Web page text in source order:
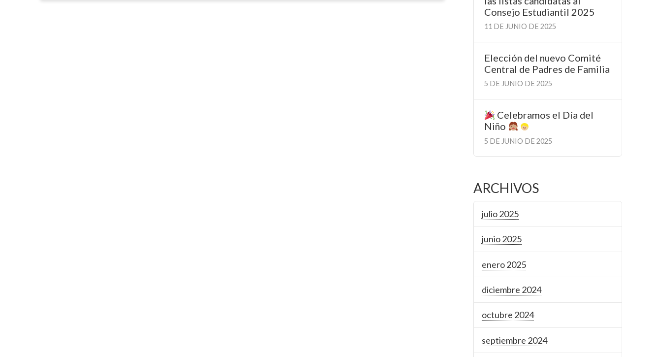
Consejo Estudiantil 2025
11 DE JUNIO DE 2025
Elección del nuevo Comité
Central de Padres de Familia
5 DE JUNIO DE 2025
Celebramos el Día del
Niño
5 DE JUNIO DE 2025
ARCHIVOS
julio 2025
junio 2025
enero 2025
diciembre 2024
octubre 2024
septiembre 2024